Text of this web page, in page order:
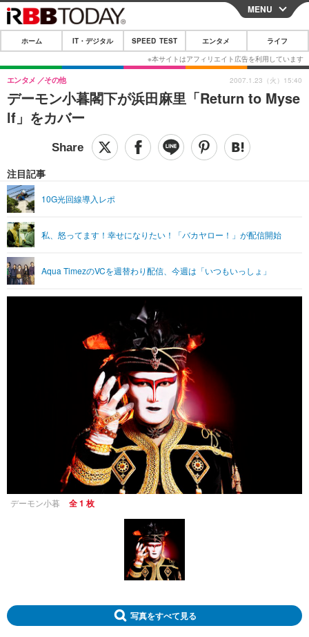
CLOSE
ホーム
IT・デジタル
IT・デジタルTOP スマートフォン
ショッピング その他
SPEED TEST
エンタメTOP 映画・ドラマ
グラビア ブログ
ショッピング その他
ライフTOP
リリース一覧
プッシュ通知の停止方法
MENU
ホーム IT・デジタル SPEED TEST エンタメ ライフ
デーモン小暮閣下が浜田麻里「Return to Myse
lf」をカバー
エンタメ その他
注目記事
10G光回線導入レポ
私、怒ってます！幸せになりたい！「バカヤロー！」が配信開始
Aqua TimezのVCを週替わり配信、今週は「いつもいっしょ」
2007.1.23（火）15:40
デーモン小暮 全 1 枚
写真をすべて見る